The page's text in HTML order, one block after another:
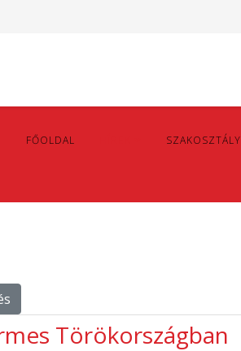
FŐOLDAL SZAKOSZTÁLY
Törökországban